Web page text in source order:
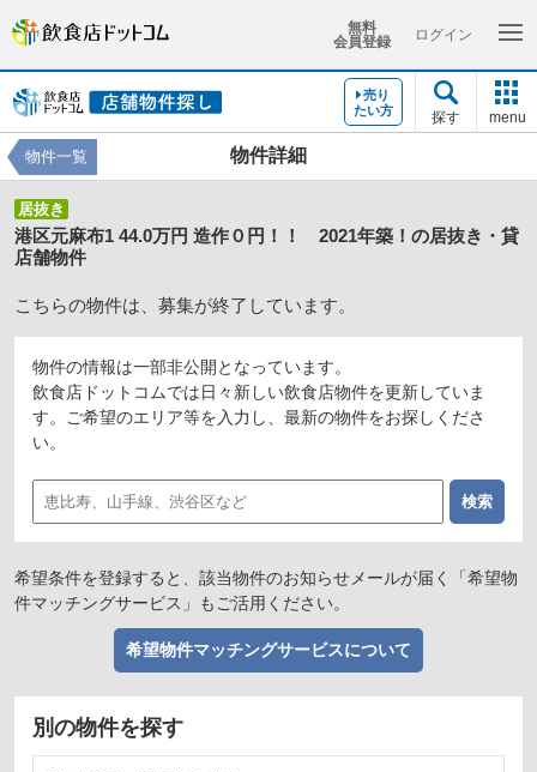
無料
会員登録
ログイン
売り
たい方
探す menu
物件詳細
物件一覧
居抜き
港区元麻布1 44.0万円 造作０円！！ 2021年築！の居抜き・貸
店舗物件
こちらの物件は、募集が終了しています。
物件の情報は一部非公開となっています。
飲食店ドットコムでは日々新しい飲食店物件を更新していま
す。ご希望のエリア等を入力し、最新の物件をお探しくださ
い。
希望条件を登録すると、該当物件のお知らせメールが届く「希望物
件マッチングサービス」もご活用ください。
希望物件マッチングサービスについて
別の物件を探す